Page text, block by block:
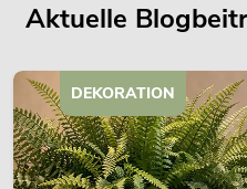
Aktuelle
DEKORATION